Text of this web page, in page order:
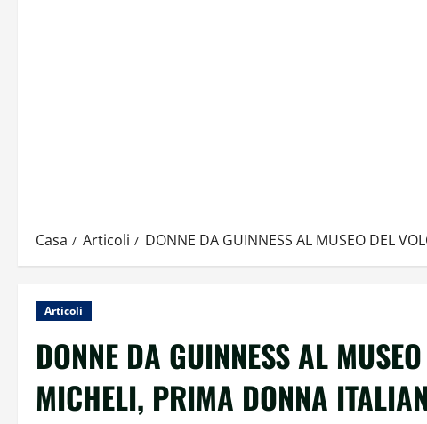
Casa Articoli DONNE DA GUINNESS AL MUSEO DEL
Articoli
DONNE DA GUINNESS AL
MICHELI, PRIMA DONNA